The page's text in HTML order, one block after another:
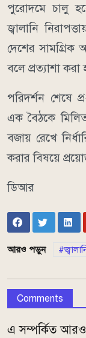
পুরোদমে চালু
জ্বালানি
দেশের সামগ্রিক
বলে প্রত্যাশা করা
পরিদর্শন শেষে
এক বৈঠকে
বজায় রেখে
করার বিষয়ে
ডিআর
আরও পড়ুন
Comments
এ সম্পর্কিত